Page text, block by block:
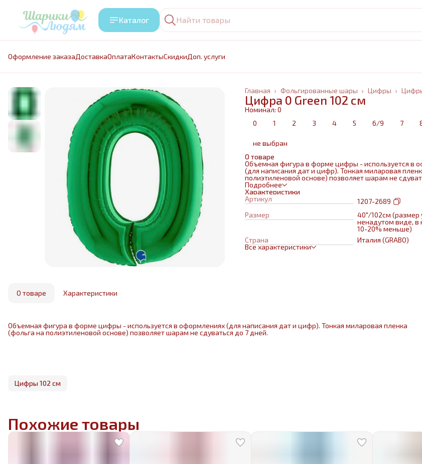
Каталог
Оформление заказаДоставкаОплатаКонтактыCкидкиДоп. услуги
Цифры ›
Фольгированные шары ›
Главная ›
Цифра 0 Green 102 см
Номинал: 0
0
1 2 3 4 5 6/9 7
не выбран
О товаре
Объемная фигура в форме цифры - используется в
(для написания дат и цифр). Тонкая миларовая
полиэтиленовой основе) позволяет шарам не
дней.
Подробнее
Характеристики
Артикул
1207-2689
Размер
40"/102см (размер
ненадутом виде, в
10-20% меньше)
Страна
Италия (GRABO)
Все характеристики
О товаре Характеристики
Объемная фигура в форме цифры - используется в оформлениях (для написания дат и цифр). Тонкая миларовая пленка
(фольга на полиэтиленовой основе) позволяет шарам не сдуваться до 7 дней.
Цифры 102 см
Похожие товары